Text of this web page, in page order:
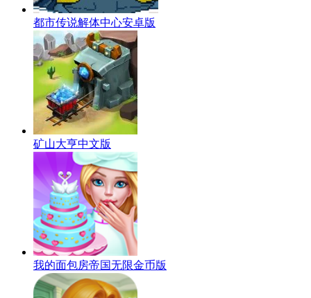
都市传说解体中心安卓版
矿山大亨中文版
我的面包房帝国无限金币版